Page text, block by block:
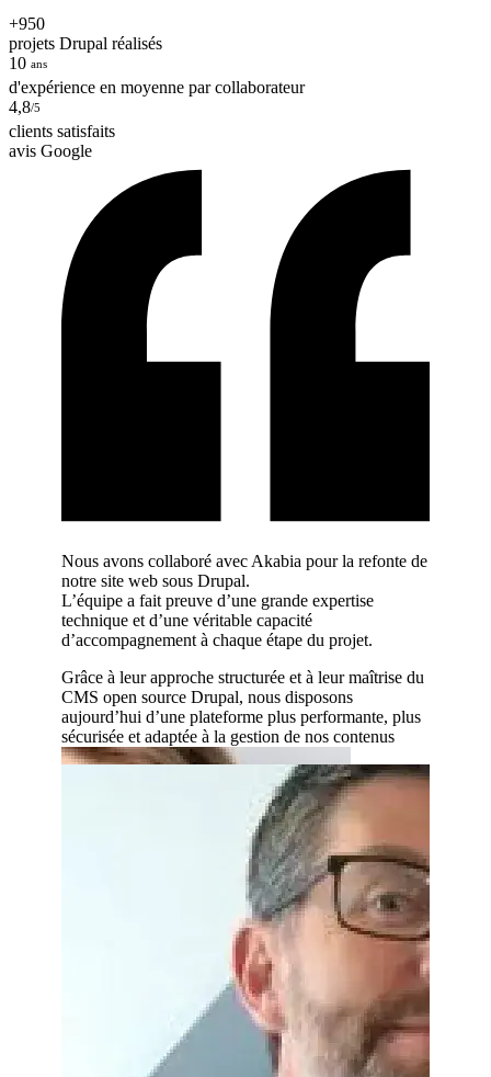
+950
projets Drupal réalisés
10 ans
d'expérience en moyenne par collaborateur
4,8/5
clients satisfaits
avis Google
Nous avons collaboré avec Akabia pour la refonte de
notre site web sous Drupal.
L’équipe a fait preuve d’une grande expertise
technique et d’une véritable capacité
d’accompagnement à chaque étape du projet.
Grâce à leur approche structurée et à leur maîtrise du
CMS open source Drupal, nous disposons
aujourd’hui d’une plateforme plus performante, plus
sécurisée et adaptée à la gestion de nos contenus